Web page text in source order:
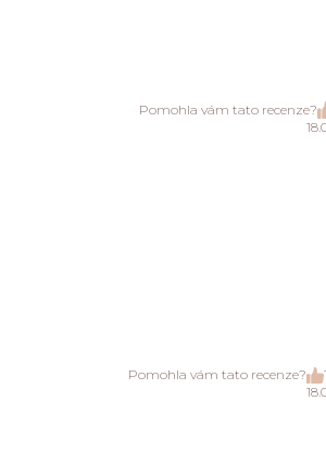
Pomohla vám tato recenze?
Pomohla vám tato recenze?